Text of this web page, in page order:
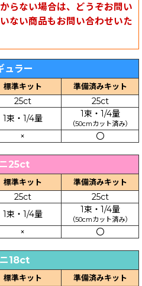
らない場合は、どうぞお問い
ない商品もお問い合わせいた
ュラー
標準キット
準備済みキット
25ct 25ct
1束・1/4量 1束・1/4量
（50cmカット済み）
× 〇
25ct
標準キット
準備済みキット
25ct 25ct
1束・1/4量 1束・1/4量
（50cmカット済み）
× 〇
18ct
標準キット
準備済みキット